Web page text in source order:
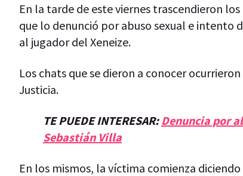
En la tarde de este viernes trascendieron
que lo denunció por abuso sexual e intento
al jugador del Xeneize.
Los chats que se dieron a conocer
Justicia.
TE PUEDE INTERESAR: Denuncia por
Sebastián Villa
En los mismos, la víctima comienza diciendo